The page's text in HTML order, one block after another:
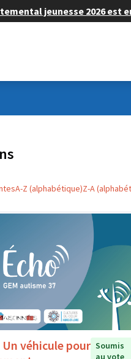
jeunesse 2026 est
A-Z (alphabétique)Z-A
véhicule pour Soumis